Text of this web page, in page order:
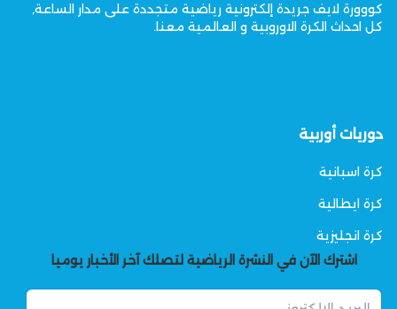
كووورة لايف جريدة إلكترونية رياضية متجددة على مدار الساعة,
كل احداث الكرة الاوروبية و العالمية معنا.
دوريات أوربية
كرة اسبانية
كرة ايطالية
كرة انجليزية
اشترك الآن في النشرة الرياضية لتصلك آخر الأخبار يوميا